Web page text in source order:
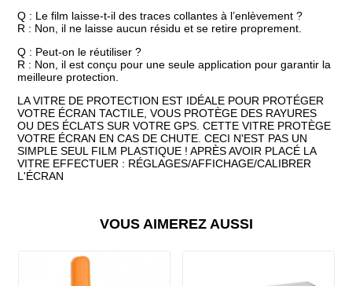
Q : Le film laisse-t-il des traces collantes à l’enlèvement ?
R : Non, il ne laisse aucun résidu et se retire proprement.
Q : Peut-on le réutiliser ?
R : Non, il est conçu pour une seule application pour garantir la
meilleure protection.
LA VITRE DE PROTECTION EST IDÉALE POUR PROTÉGER
VOTRE ÉCRAN TACTILE, VOUS PROTÈGE DES RAYURES
OU DES ÉCLATS SUR VOTRE GPS. CETTE VITRE PROTÈGE
VOTRE ÉCRAN EN CAS DE CHUTE. CECI N'EST PAS UN
SIMPLE SEUL FILM PLASTIQUE ! APRÈS AVOIR PLACÉ LA
VITRE EFFECTUER : RÉGLAGES/AFFICHAGE/CALIBRER
L'ÉCRAN
VOUS AIMEREZ AUSSI